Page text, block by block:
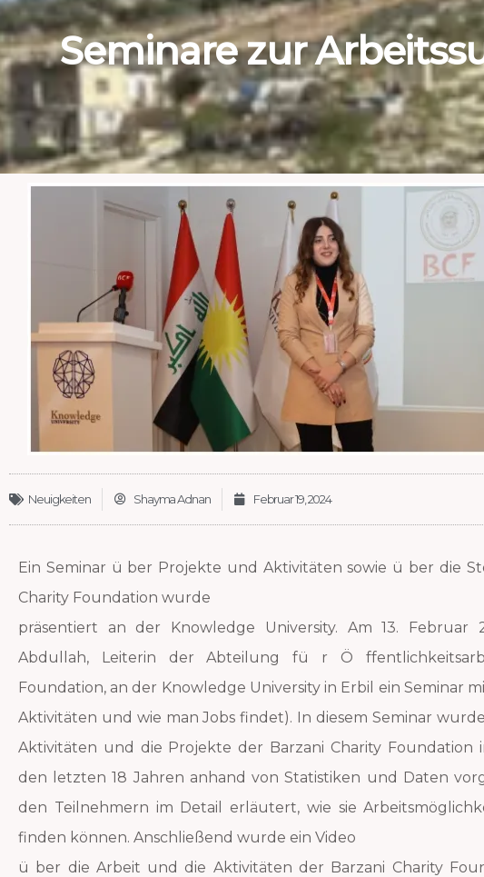
Seminare zur
Neuigkeiten Shayma Adnan Februar 19, 2024
Ein Seminar ü ber Projekte und Aktivitäten sowie ü ber die
Charity Foundation wurde
präsentiert an der Knowledge University. Am 13. Februar
Abdullah, Leiterin der Abteilung fü r Ö
Foundation, an der Knowledge University in Erbil ein Seminar
Aktivitäten und wie man Jobs findet). In diesem Seminar
Aktivitäten und die Projekte der Barzani Charity Foundation
den letzten 18 Jahren anhand von Statistiken und Daten
den Teilnehmern im Detail erläutert, wie sie
finden können. Anschließend wurde ein Video
ü ber die Arbeit und die Aktivitäten der Barzani Charity